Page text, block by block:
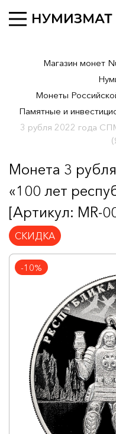
Магазин монет
Монеты
Памятные и
3 рубля 2022 года
Монета 3
«100 лет
[Артикул: MR-
СКИДКА
-10%